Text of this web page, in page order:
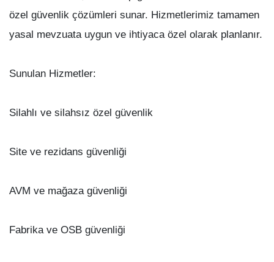
özel güvenlik çözümleri sunar. Hizmetlerimiz tamamen
yasal mevzuata uygun ve ihtiyaca özel olarak planlanır.
Sunulan Hizmetler:
Silahlı ve silahsız özel güvenlik
Site ve rezidans güvenliği
AVM ve mağaza güvenliği
Fabrika ve OSB güvenliği